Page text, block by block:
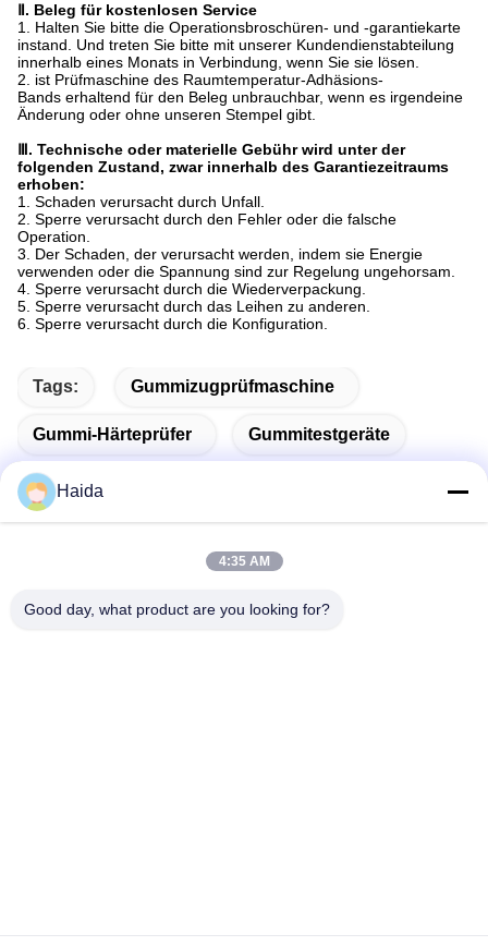
Ⅱ. Beleg für kostenlosen Service
1. Halten Sie bitte die Operationsbroschüren- und -garantiekarte
instand. Und treten Sie bitte mit unserer Kundendienstabteilung
innerhalb eines Monats in Verbindung, wenn Sie sie lösen.
2. ist Prüfmaschine des Raumtemperatur-Adhäsions-
Bands erhaltend für den Beleg unbrauchbar, wenn es irgendeine
Änderung oder ohne unseren Stempel gibt.
Ⅲ. Technische oder materielle Gebühr wird unter der
folgenden Zustand, zwar innerhalb des Garantiezeitraums
erhoben:
1. Schaden verursacht durch Unfall.
2. Sperre verursacht durch den Fehler oder die falsche
Operation.
3. Der Schaden, der verursacht werden, indem sie Energie
verwenden oder die Spannung sind zur Regelung ungehorsam.
4. Sperre verursacht durch die Wiederverpackung.
5. Sperre verursacht durch das Leihen zu anderen.
6. Sperre verursacht durch die Konfiguration.
Tags: Gummizugprüfmaschine
Gummi-Härteprüfer Gummitestgeräte
Adresse
Haida
4:35 AM
Good day, what product are you looking for?